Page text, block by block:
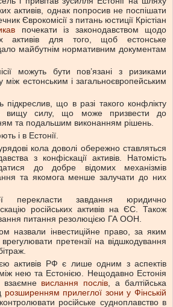
активів, однак попросив не поспішати
Єврокомісії з питань юстиції Крістіан
почекати із законодавством щодо
активів для того, щоб естонське
майбутнім нормативним документам
можуть бути пов’язані з ризиками
між естонським і загальноєвропейським
що в разі такого конфлікту
вищу силу, що може призвести до
та подальшим виконанням рішень.
і в Естонії.
кола доволі обережно ставляться
з конфіскації активів. Натомість
до добре відомих механізмів
та якомога менше залучати до них
перекласти завдання юридично
російських активів на ЄС. Також
питання резолюцією ГА ООН.
назвали інвестиційне право, за яким
претензії на відшкодування
активів РФ є лише одним з аспектів
нею та Естонією. Нещодавно Естонія
взаємне вислання послів, а балтійська
розширенням прилеглої зони у Фінській
російське судноплавство в